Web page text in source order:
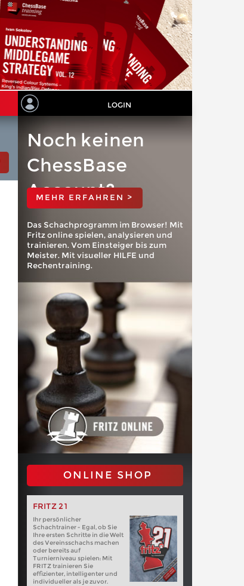
LOGIN
Noch keinen
ChessBase
Account?
MEHR ERFAHREN >
Das Schachprogramm im Browser! Mit
Fritz online spielen, analysieren und
trainieren. Vom Einsteiger bis zum
Meister. Mit visueller HILFE und
Rechentraining.
ONLINE SHOP
FRITZ 21
Ihr persönlicher
Schachtrainer - Egal, ob Sie
Ihre ersten Schritte in die Welt
des Vereinsschachs machen
oder bereits auf
Turnierniveau spielen: Mit
FRITZ trainieren Sie
effizienter, intelligenter und
individueller als je zuvor.